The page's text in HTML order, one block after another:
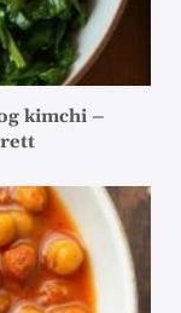
kimchi –